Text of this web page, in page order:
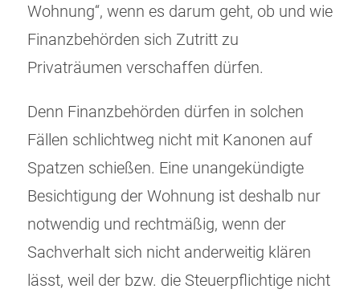
Wohnung“, wenn es darum geht, ob und wie
Finanzbehörden sich Zutritt zu
Privaträumen verschaffen dürfen.
Denn Finanzbehörden dürfen in solchen
Fällen schlichtweg nicht mit Kanonen auf
Spatzen schießen. Eine unangekündigte
Besichtigung der Wohnung ist deshalb nur
notwendig und rechtmäßig, wenn der
Sachverhalt sich nicht anderweitig klären
lässt, weil der bzw. die Steuerpflichtige nicht